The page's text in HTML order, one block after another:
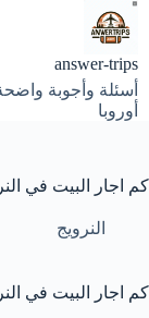
التجاوز
إلى
answer-trips
أسئلة وأجوبة
أوروبا
كم اجار البيت في
النرويج
كم اجار البيت في